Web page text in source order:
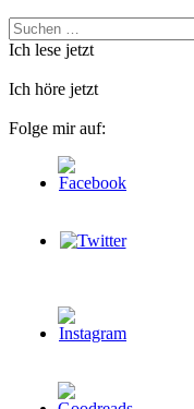
Suchen
nach:
Ich lese jetzt
Ich höre jetzt
Folge mir auf: